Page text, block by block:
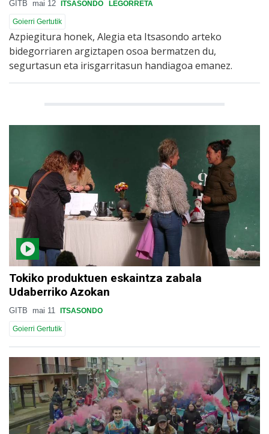
GITB mai 12 ITSASONDO LEGORRETA
Goierri Gertutik
Azpiegitura honek, Alegia eta Itsasondo arteko
bidegorriaren argiztapen osoa bermatzen du,
segurtasun eta irisgarritasun handiagoa emanez.
Tokiko produktuen eskaintza zabala
Udaberriko Azokan
GITB mai 11 ITSASONDO
Goierri Gertutik